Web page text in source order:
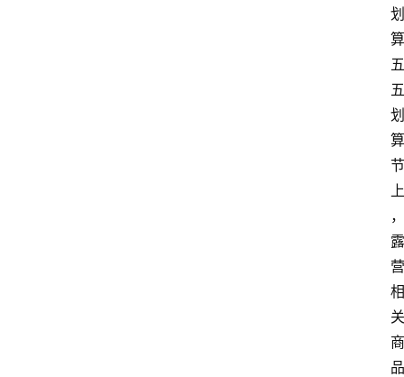
划
算
五
五
划
算
节
上
，
露
营
相
关
商
品